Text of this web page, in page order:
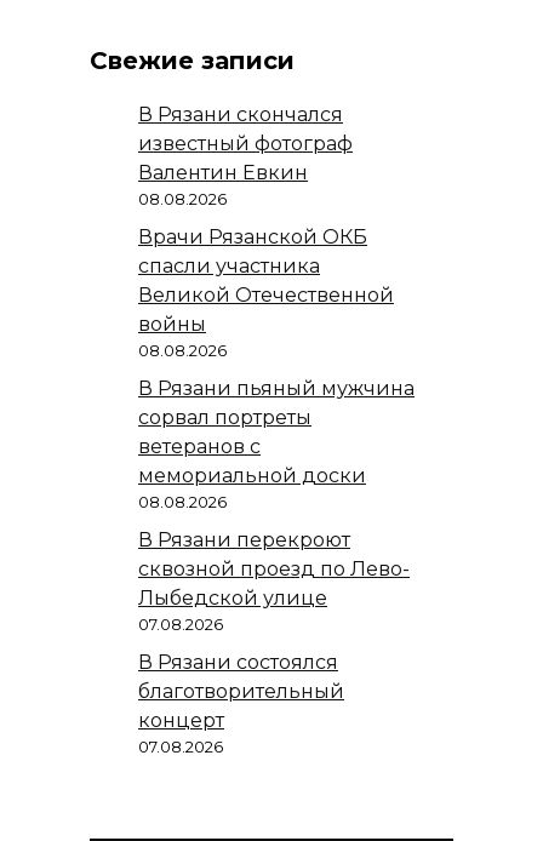
Свежие записи
В Рязани скончался
известный фотограф
Валентин Евкин
08.08.2026
Врачи Рязанской ОКБ
спасли участника
Великой Отечественной
войны
08.08.2026
В Рязани пьяный мужчина
сорвал портреты
ветеранов с
мемориальной доски
08.08.2026
В Рязани перекроют
сквозной проезд по Лево-
Лыбедской улице
07.08.2026
В Рязани состоялся
благотворительный
концерт
07.08.2026